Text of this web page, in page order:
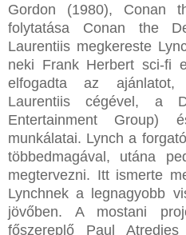
Gordon (1980), Conan
folytatása Conan the
Laurentiis megkereste
neki Frank Herbert sci-fi
elfogadta az
Laurentiis cégével, a
Entertainment Group)
munkálatai. Lynch a
többedmagával, utána
megtervezni. Itt ismerte
Lynchnek a legnagyobb
jövőben. A mostani
főszereplő Paul